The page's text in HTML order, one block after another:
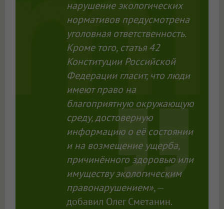
нарушение экологических
нормативов предусмотрена
уголовная ответственность.
Кроме того, статья 42
Конституции Российской
Федерации гласит, что люди
имеют право на
благоприятную окружающую
среду, достоверную
информацию о её состоянии
и на возмещение ущерба,
причинённого здоровью или
имуществу экологическим
правонарушением», —
добавил Олег Сметанин.